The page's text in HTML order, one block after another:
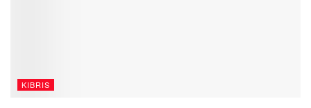
KIBRIS